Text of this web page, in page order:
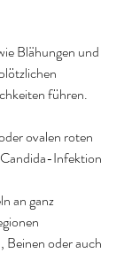
Blähungen und
führen.
ovalen roten
Infektion
an ganz
Beinen oder auch